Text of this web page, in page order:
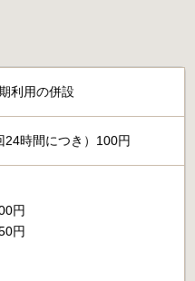
利用の併設
24時間につき）100円
円
円